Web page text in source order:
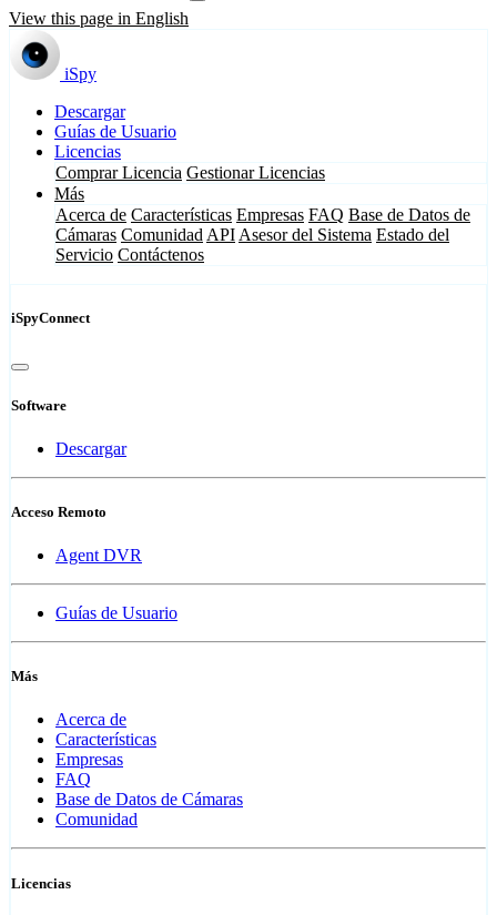
View this page in English
iSpy
Descargar
Guías de Usuario
Licencias
Comprar Licencia Gestionar Licencias
Más
Acerca de Características Empresas FAQ Base de Datos de
Cámaras Comunidad API Asesor del Sistema Estado del
Servicio Contáctenos
iSpyConnect
Software
Descargar
Acceso Remoto
Agent DVR
Guías de Usuario
Más
Acerca de
Características
Empresas
FAQ
Base de Datos de Cámaras
Comunidad
Licencias